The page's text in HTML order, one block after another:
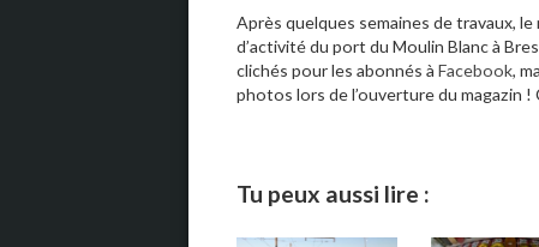
Après quelques semaines de travaux,
d’activité du port du Moulin Blanc à
clichés pour les abonnés à Facebook,
photos lors de l’ouverture du magazin !
Tu peux aussi lire :